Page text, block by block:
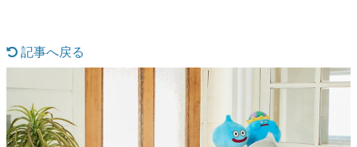
具体的な形から解き明かしていく、硬派で骨太な評論連載
ゲームが変えた日本語
「経験値」「裏技」「ラスボス」… ゲームにまつわる言葉
の起源や用法の変遷を、コンピューター文化史研究家・タ
記事へ戻る